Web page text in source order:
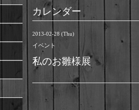
カレンダー
2013-02-28 (Thu)
イベント
私のお雛様展